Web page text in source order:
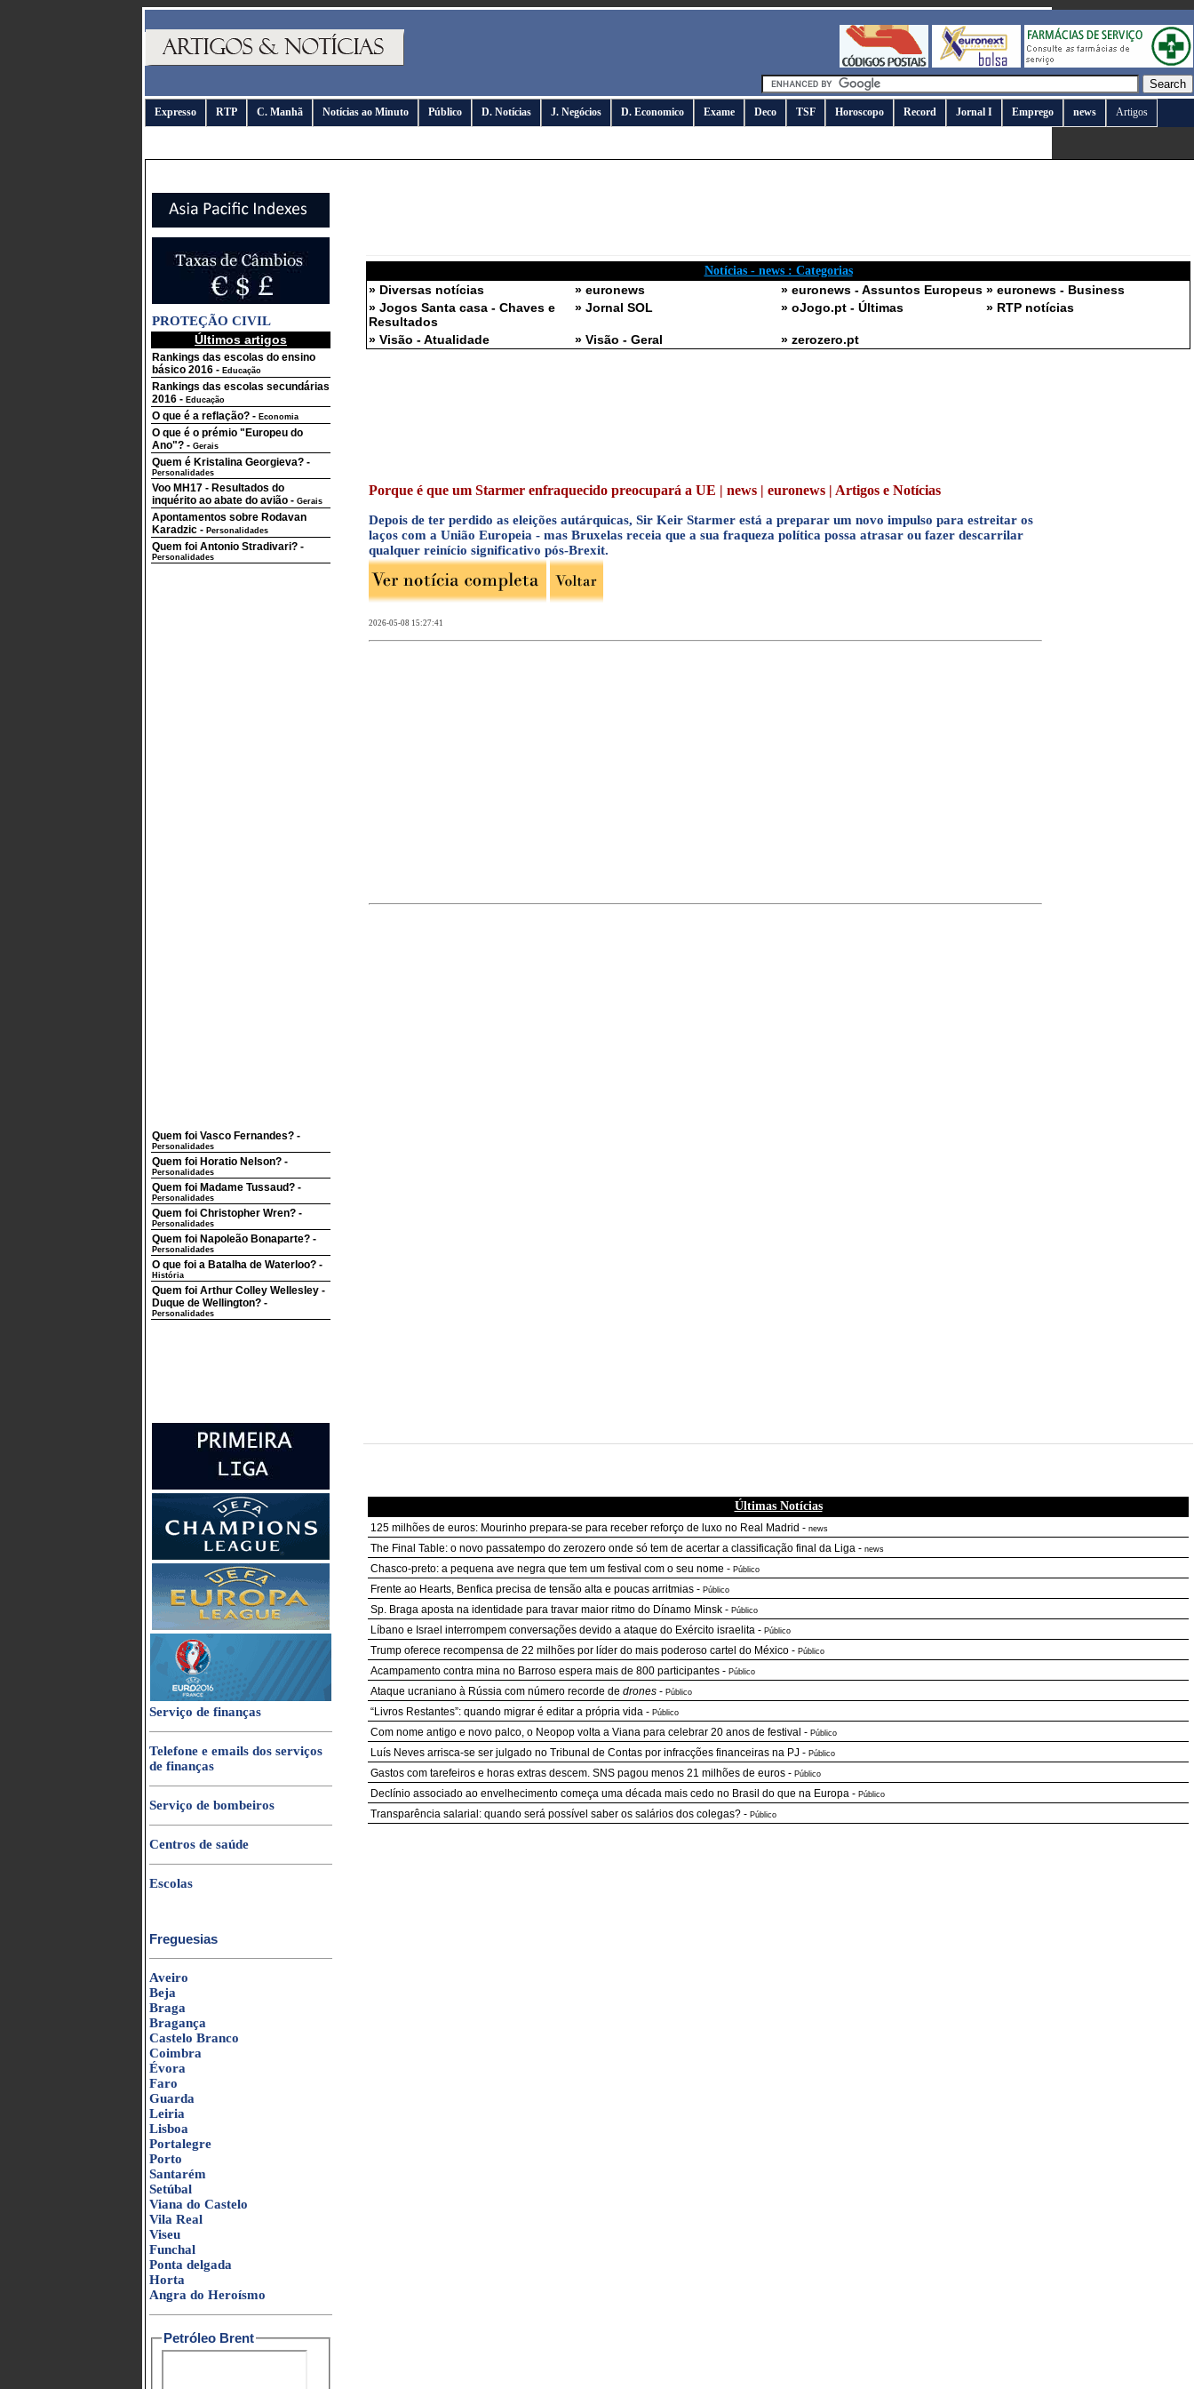
Expresso RTP C. Manhã Notícias ao Minuto Público D. Notícias J. Negócios D. Economico Exame Deco TSF Horoscopo Record Jornal I Emprego news Artigos
PROTEÇÃO CIVIL
Últimos artigos
Rankings das escolas do ensino
básico 2016 - Educação
Rankings das escolas secundárias
2016 - Educação
O que é a reflação? - Economia
O que é o prémio "Europeu do
Ano"? - Gerais
Quem é Kristalina Georgieva? -
Personalidades
Voo MH17 - Resultados do
inquérito ao abate do avião - Gerais
Apontamentos sobre Rodavan
Karadzic - Personalidades
Quem foi Antonio Stradivari? -
Personalidades
Quem foi Vasco Fernandes? -
Personalidades
Quem foi Horatio Nelson? -
Personalidades
Quem foi Madame Tussaud? -
Personalidades
Quem foi Christopher Wren? -
Personalidades
Quem foi Napoleão Bonaparte? -
Personalidades
O que foi a Batalha de Waterloo? -
História
Quem foi Arthur Colley Wellesley -
Duque de Wellington? -
Personalidades
Serviço de finanças
Telefone e emails dos serviços
de finanças
Serviço de bombeiros
Centros de saúde
Escolas
Freguesias
Aveiro
Beja
Braga
Bragança
Castelo Branco
Coimbra
Évora
Faro
Guarda
Leiria
Lisboa
Portalegre
Porto
Santarém
Setúbal
Viana do Castelo
Vila Real
Viseu
Funchal
Ponta delgada
Horta
Angra do Heroísmo
Petróleo Brent
Notícias - news : Categorias
» Diversas notícias » euronews » euronews - Assuntos Europeus » euronews - Business
» Jogos Santa casa - Chaves e
Resultados
» Jornal SOL » oJogo.pt - Últimas » RTP notícias
» Visão - Atualidade » Visão - Geral » zerozero.pt
Porque é que um Starmer enfraquecido preocupará a UE | news | euronews | Artigos e Notícias
Depois de ter perdido as eleições autárquicas, Sir Keir Starmer está a preparar um novo impulso para estreitar os
laços com a União Europeia - mas Bruxelas receia que a sua fraqueza política possa atrasar ou fazer descarrilar
qualquer reinício significativo pós-Brexit.
2026-05-08 15:27:41
Últimas Notícias
125 milhões de euros: Mourinho prepara-se para receber reforço de luxo no Real Madrid - news
The Final Table: o novo passatempo do zerozero onde só tem de acertar a classificação final da Liga - news
Chasco-preto: a pequena ave negra que tem um festival com o seu nome - Público
Frente ao Hearts, Benfica precisa de tensão alta e poucas arritmias - Público
Sp. Braga aposta na identidade para travar maior ritmo do Dínamo Minsk - Público
Líbano e Israel interrompem conversações devido a ataque do Exército israelita - Público
Trump oferece recompensa de 22 milhões por líder do mais poderoso cartel do México - Público
Acampamento contra mina no Barroso espera mais de 800 participantes - Público
Ataque ucraniano à Rússia com número recorde de drones - Público
“Livros Restantes”: quando migrar é editar a própria vida - Público
Com nome antigo e novo palco, o Neopop volta a Viana para celebrar 20 anos de festival - Público
Luís Neves arrisca-se ser julgado no Tribunal de Contas por infracções financeiras na PJ - Público
Gastos com tarefeiros e horas extras descem. SNS pagou menos 21 milhões de euros - Público
Declínio associado ao envelhecimento começa uma década mais cedo no Brasil do que na Europa - Público
Transparência salarial: quando será possível saber os salários dos colegas? - Público